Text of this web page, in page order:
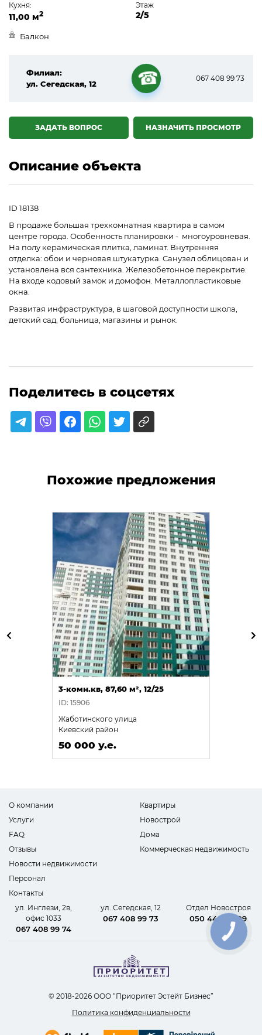
Кухня:
11,00 м2
Этаж
2/5
Балкон
Филиал:
ул. Сегедская, 12
☎
067 408 99 73
НАЗНАЧИТЬ ПРОСМОТР
ЗАДАТЬ ВОПРОС
Описание объекта
ID 18138
В продаже большая трехкомнатная квартира в самом
центре города. Особенность планировки - многоуровневая.
На полу керамическая плитка, ламинат. Внутренняя
отделка: обои и черновая штукатурка. Санузел облицован и
установлена вся сантехника. Железобетонное перекрытие.
На входе кодовый замок и домофон. Металлопластиковые
окна.
Развитая инфраструктура, в шаговой доступности школа,
детский сад, больница, магазины и рынок.
Поделитесь в соцсетях
Похожие предложения
3-комн.кв, 87,60 м², 12/25
ID: 15906
Жаботинского улица
Киевский район
50 000 у.е.
О компании
Услуги
FAQ
Отзывы
Новости недвижимости
Персонал
Контакты
Квартиры
Новострой
Дома
Коммерческая недвижимость
ул. Инглези, 2в,
офис 1033
067 408 99 74
ул. Сегедская, 12
067 408 99 73
Отдел Новостроя
050 440 62 09
© 2018-2026 ООО “Приоритет Эстейт Бизнес”
Политика конфиденциальности
КНОПКА
СВЯЗИ